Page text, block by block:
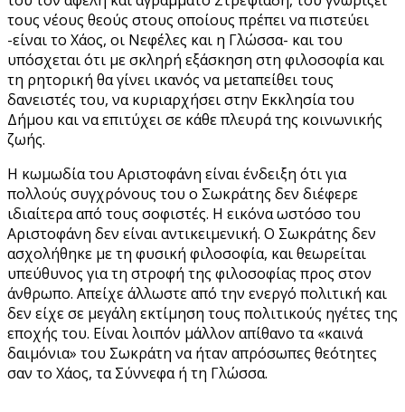
τους νέους θεούς στους οποίους πρέπει να πιστεύει
-είναι το Xάος, οι Nεφέλες και η Γλώσσα- και του
υπόσχεται ότι με σκληρή εξάσκηση στη φιλοσοφία και
τη ρητορική θα γίνει ικανός να μεταπείθει τους
δανειστές του, να κυριαρχήσει στην Εκκλησία του
Δήμου και να επιτύχει σε κάθε πλευρά της κοινωνικής
ζωής.
Η κωμωδία του Αριστοφάνη είναι ένδειξη ότι για
πολλούς συγχρόνους του ο Σωκράτης δεν διέφερε
ιδιαίτερα από τους σοφιστές. Η εικόνα ωστόσο του
Αριστοφάνη δεν είναι αντικειμενική. Ο Σωκράτης δεν
ασχολήθηκε με τη φυσική φιλοσοφία, και θεωρείται
υπεύθυνος για τη στροφή της φιλοσοφίας προς στον
άνθρωπο. Απείχε άλλωστε από την ενεργό πολιτική και
δεν είχε σε μεγάλη εκτίμηση τους πολιτικούς ηγέτες της
εποχής του. Είναι λοιπόν μάλλον απίθανο τα «καινά
δαιμόνια» του Σωκράτη να ήταν απρόσωπες θεότητες
σαν το Χάος, τα Σύννεφα ή τη Γλώσσα.